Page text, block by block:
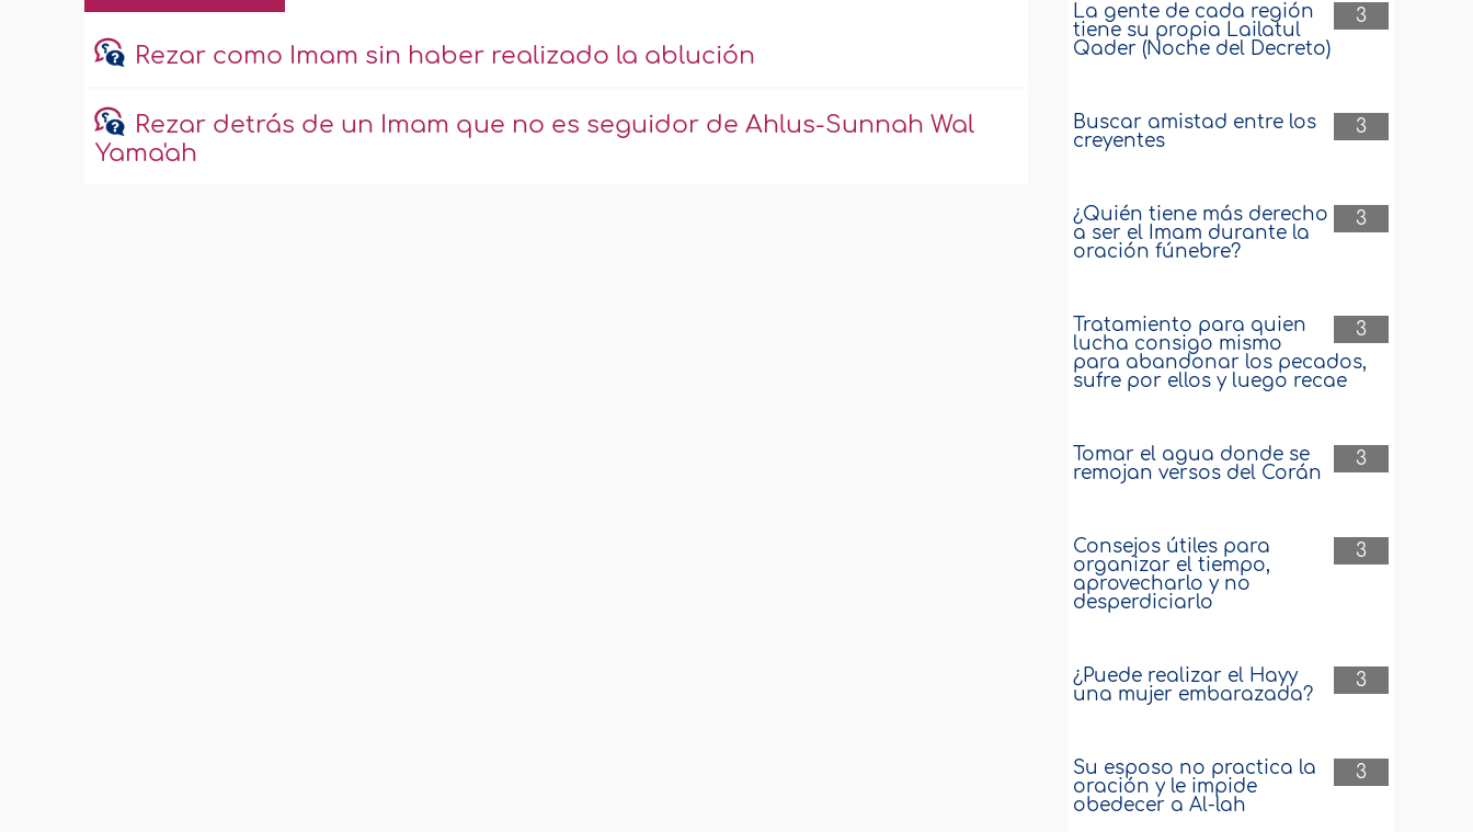
Rezar como Imam sin haber realizado la ablución
Rezar detrás de un Imam que no es seguidor de Ahlus-Sunnah Wal
Yama'ah
3
La gente de cada región
tiene su propia Lailatul
Qader (Noche del Decreto)
3
Buscar amistad entre los
creyentes
3
¿Quién tiene más derecho
a ser el Imam durante la
oración fúnebre?
3
Tratamiento para quien
lucha consigo mismo
para abandonar los pecados,
sufre por ellos y luego recae
3
Tomar el agua donde se
remojan versos del Corán
3
Consejos útiles para
organizar el tiempo,
aprovecharlo y no
desperdiciarlo
3
¿Puede realizar el Hayy
una mujer embarazada?
3
Su esposo no practica la
oración y le impide
obedecer a Al-lah